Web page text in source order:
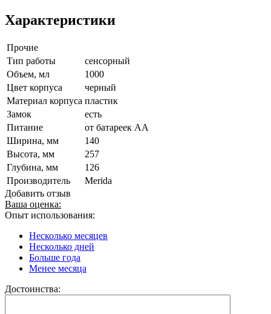
Характеристики
Прочие
Тип работы
сенсорный
Объем, мл
1000
Цвет корпуса
черный
Материал корпуса пластик
Замок
есть
Питание
от батареек AA
Ширина, мм
140
Высота, мм
257
Глубина, мм
126
Производитель
Merida
Добавить отзыв
Ваша оценка:
Опыт использования:
Несколько месяцев
Несколько дней
Больше года
Менее месяца
Достоинства: